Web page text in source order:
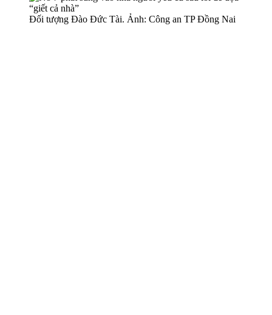
Đối tượng Đào Đức Tài. Ảnh: Công an TP Đồng Nai